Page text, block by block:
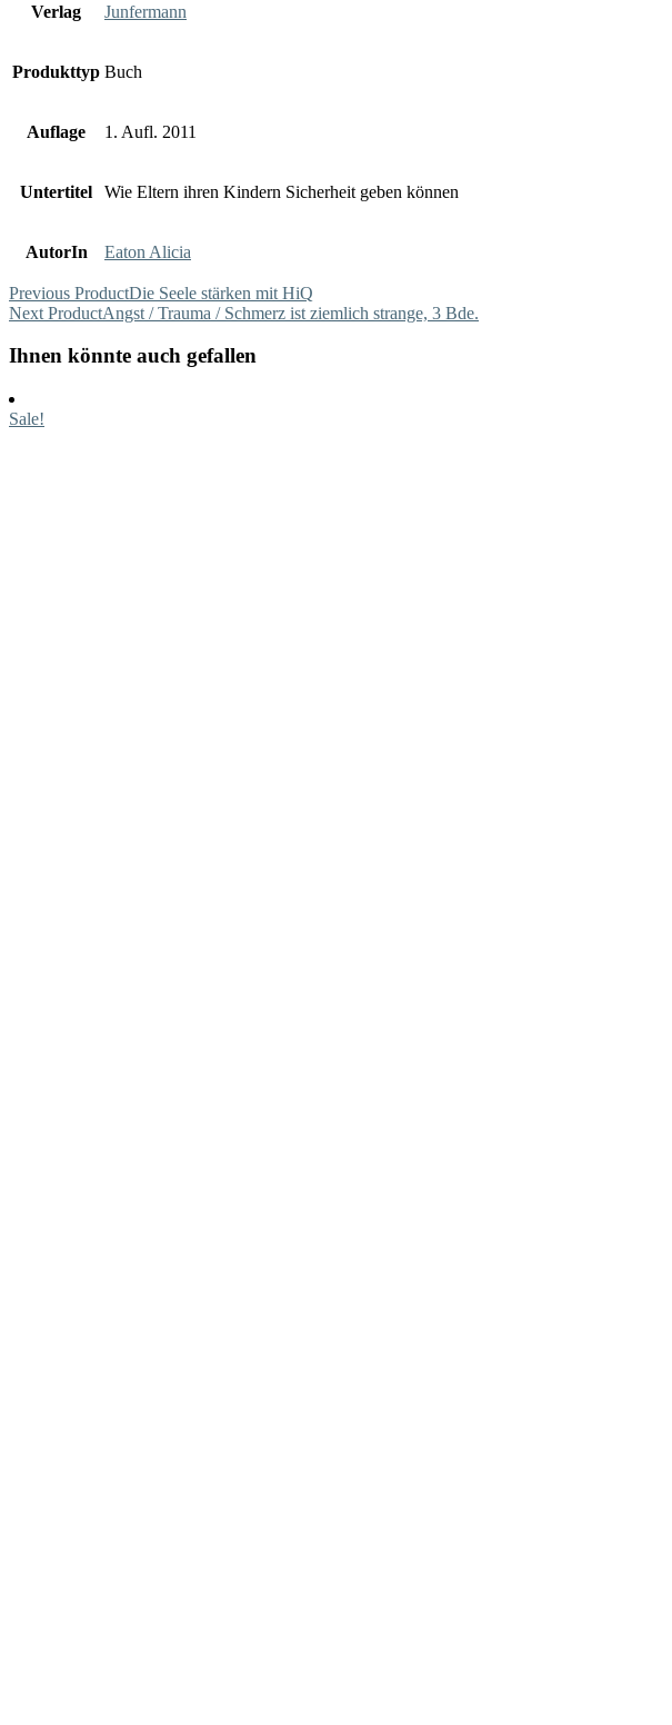
Verlag Junfermann
Produkttyp Buch
Auflage 1. Aufl. 2011
Untertitel Wie Eltern ihren Kindern Sicherheit geben können
AutorIn Eaton Alicia
Previous ProductDie Seele stärken mit HiQ
Next ProductAngst / Trauma / Schmerz ist ziemlich strange, 3 Bde.
Ihnen könnte auch gefallen
Sale!